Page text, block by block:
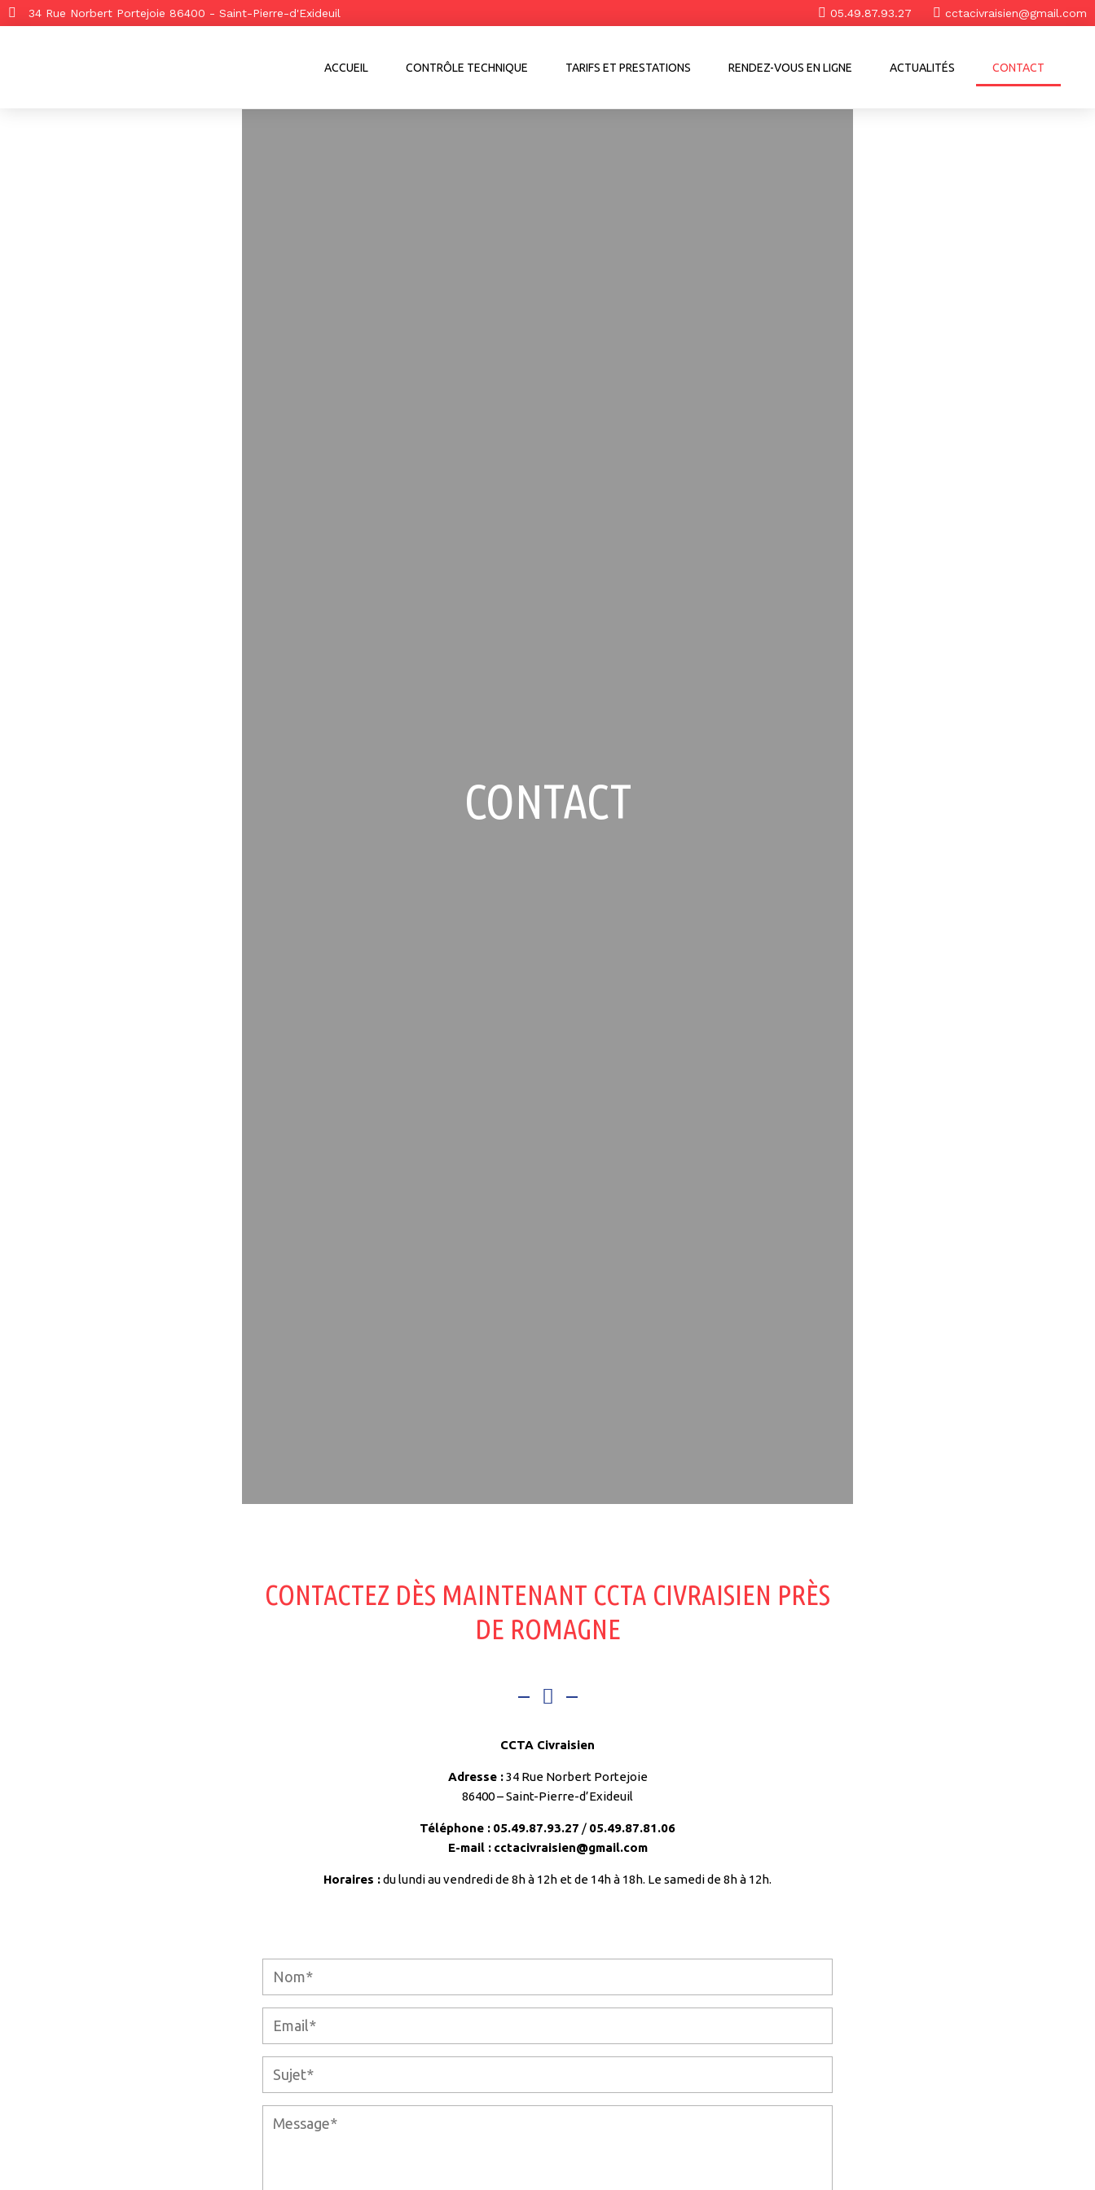
34 Rue Norbert Portejoie 86400 - Saint-Pierre-d'Exideuil 05.49.87.93.27 cctacivraisien@gmail.com
ACCUEIL CONTRÔLE TECHNIQUE TARIFS ET PRESTATIONS RENDEZ-VOUS EN LIGNE ACTUALITÉS CONTACT
CONTACT
CONTACTEZ DÈS MAINTENANT CCTA CIVRAISIEN PRÈS
DE ROMAGNE
CCTA Civraisien
Adresse :34 Rue Norbert Portejoie
86400 – Saint-Pierre-d’Exideuil
Téléphone : 05.49.87.93.27 / 05.49.87.81.06
E-mail : cctacivraisien@gmail.com
Horaires :du lundi au vendredi de 8h à 12h et de 14h à 18h. Le samedi de 8h à 12h.